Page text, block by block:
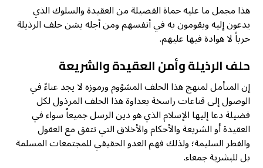
هذا مجمل ما عليه حماة الفضيلة من العقيدة والسلوك الذي
يدعون إليه ويقومون به في أنفسهم ومن أجله يشن حلف الرذيلة
حرباً لا هوادة فيها عليهم.
حلف الرذيلة وأمن العقيدة والشريعة
إن المتأمل لمنهج هذا الحلف المشؤوم ورموزه لا يجد عناءً في
الوصول إلى قناعات راسخة بعداوة هذا الحلف المرذول لكل
فضيلة دعا إليها الإسلام الذي هو دين الرسل جميعاً سواء في
العقيدة أو الشريعة والأحكام والأخلاق التي تتفق مع العقول
والفطر السليمة؛ ولذلك فهم العدو الحقيقي للمجتمعات المسلمة
بل للبشرية جمعاء.